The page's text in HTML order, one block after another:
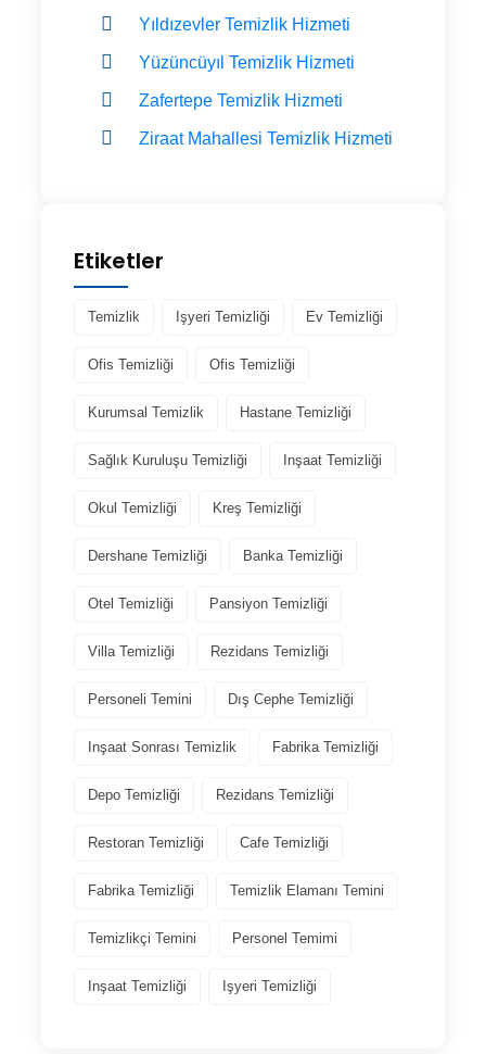
Yıldızevler Temizlik Hizmeti
Yüzüncüyıl Temizlik Hizmeti
Zafertepe Temizlik Hizmeti
Ziraat Mahallesi Temizlik Hizmeti
Etiketler
Temizlik Işyeri Temizliği Ev Temizliği
Ofis Temizliği Ofis Temizliği
Kurumsal Temizlik Hastane Temizliği
Sağlık Kuruluşu Temizliği Inşaat Temizliği
Okul Temizliği Kreş Temizliği
Dershane Temizliği Banka Temizliği
Otel Temizliği Pansiyon Temizliği
Villa Temizliği Rezidans Temizliği
Personeli Temini Dış Cephe Temizliği
Inşaat Sonrası Temizlik Fabrika Temizliği
Depo Temizliği Rezidans Temizliği
Restoran Temizliği Cafe Temizliği
Fabrika Temizliği Temizlik Elamanı Temini
Temizlikçi Temini Personel Temimi
Inşaat Temizliği Işyeri Temizliği